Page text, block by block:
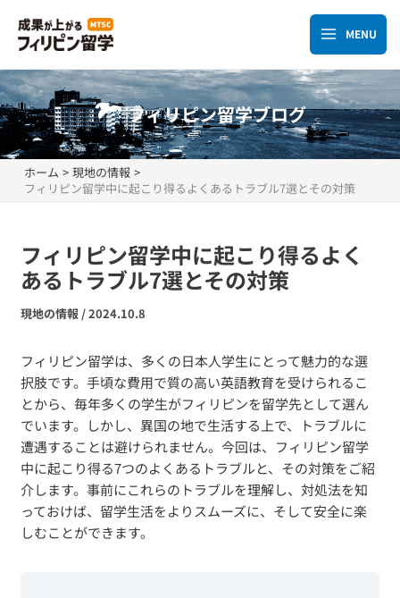
ス
キ
ッ
Main
Menu
MENU
フィリピン留学ブログ
ホーム
現地の情報
フィリピン留学中に起こり得るよくあるトラブル7選とその対策
フィリピン留学中に起こり得るよく
あるトラブル7選とその対策
現地の情報 /2024.10.8
フィリピン留学は、多くの日本人学生にとって魅力的な選
択肢です。手頃な費用で質の高い英語教育を受けられるこ
とから、毎年多くの学生がフィリピンを留学先として選ん
でいます。しかし、異国の地で生活する上で、トラブルに
遭遇することは避けられません。今回は、フィリピン留学
中に起こり得る7つのよくあるトラブルと、その対策をご紹
介します。事前にこれらのトラブルを理解し、対処法を知
っておけば、留学生活をよりスムーズに、そして安全に楽
しむことができます。